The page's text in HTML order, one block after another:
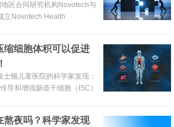
区合同研究机构Novotech与
立Novotech Health
缩细胞体积可以促进
顿儿童医院的科学家发现：
导和增强肠道干细胞（ISC）
熬夜吗？科学家发现